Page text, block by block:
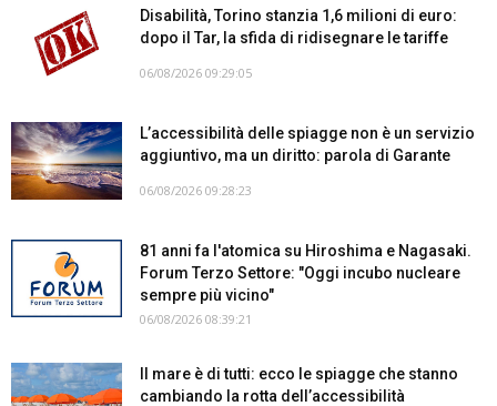
Disabilità, Torino stanzia 1,6 milioni di euro:
dopo il Tar, la sfida di ridisegnare le tariffe
06/08/2026 09:29:05
L’accessibilità delle spiagge non è un servizio
aggiuntivo, ma un diritto: parola di Garante
06/08/2026 09:28:23
81 anni fa l'atomica su Hiroshima e Nagasaki.
Forum Terzo Settore: "Oggi incubo nucleare
sempre più vicino"
06/08/2026 08:39:21
Il mare è di tutti: ecco le spiagge che stanno
cambiando la rotta dell’accessibilità